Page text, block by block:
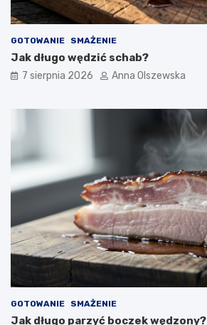
GOTOWANIE SMAŻENIE
Jak długo wędzić schab?
7 sierpnia 2026 Anna Olszewska
GOTOWANIE SMAŻENIE
Jak długo parzyć boczek wędzony?